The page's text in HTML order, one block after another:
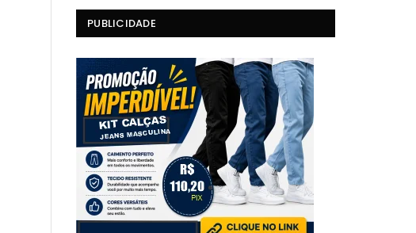
PUBLICIDADE